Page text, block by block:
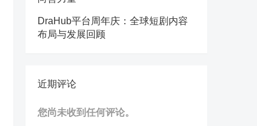
DraHub平台周年庆：全球短剧内容
布局与发展回顾
近期评论
您尚未收到任何评论。